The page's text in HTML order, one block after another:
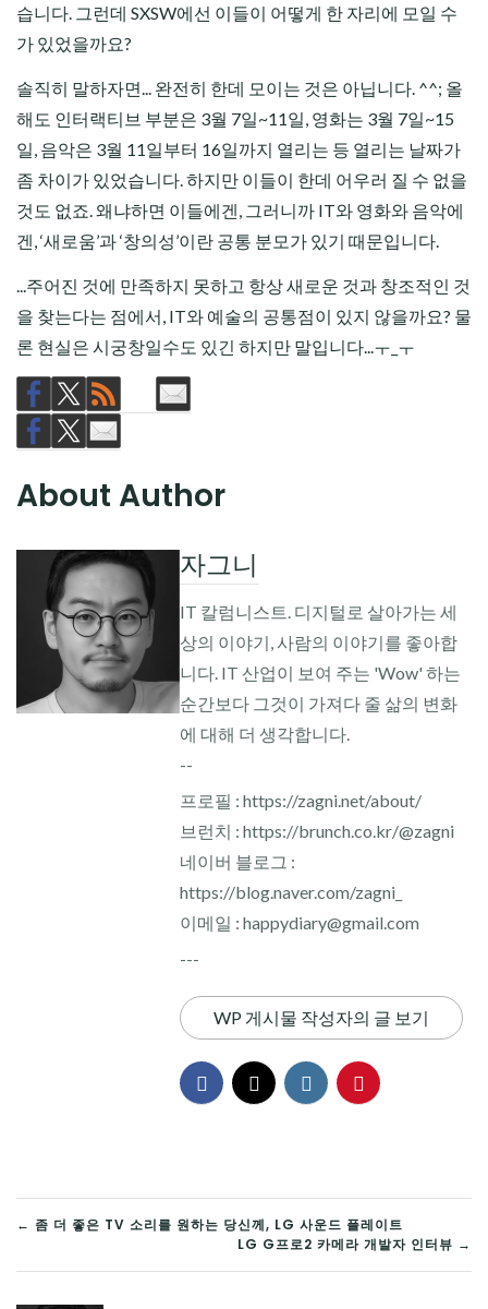
습니다. 그런데 SXSW에선 이들이 어떻게 한 자리에 모일 수
가 있었을까요?
솔직히 말하자면... 완전히 한데 모이는 것은 아닙니다. ^^; 올
해도 인터랙티브 부분은 3월 7일~11일, 영화는 3월 7일~15
일, 음악은 3월 11일부터 16일까지 열리는 등 열리는 날짜가
좀 차이가 있었습니다. 하지만 이들이 한데 어우러 질 수 없을
것도 없죠. 왜냐하면 이들에겐, 그러니까 IT와 영화와 음악에
겐, ‘새로움’과 ‘창의성’이란 공통 분모가 있기 때문입니다.
...주어진 것에 만족하지 못하고 항상 새로운 것과 창조적인 것
을 찾는다는 점에서, IT와 예술의 공통점이 있지 않을까요? 물
론 현실은 시궁창일수도 있긴 하지만 말입니다...ㅜ_ㅜ
About Author
자그니
IT 칼럼니스트. 디지털로 살아가는 세
상의 이야기, 사람의 이야기를 좋아합
니다. IT 산업이 보여 주는 'Wow' 하는
순간보다 그것이 가져다 줄 삶의 변화
에 대해 더 생각합니다.
--
프로필 : https://zagni.net/about/
브런치 : https://brunch.co.kr/@zagni
네이버 블로그 :
https://blog.naver.com/zagni_
이메일 : happydiary@gmail.com
---
WP 게시물 작성자의 글 보기
글
탐
← 좀 더 좋은 TV 소리를 원하는 당신께, LG 사운드 플레이트
LG G프로2 카메라 개발자 인터뷰 →